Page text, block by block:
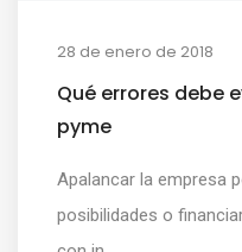
28 de enero de 2018
Qué errores debe
pyme
Apalancar la empresa
posibilidades o